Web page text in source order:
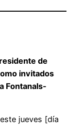
de
invitados
Fontanals-
jueves [día